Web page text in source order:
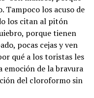
Tampoco los acuso de
los citan al pitón
porque tienen
pocas cejas y ven
qué a los toristas les
emoción de la bravura
del cloroformo sin